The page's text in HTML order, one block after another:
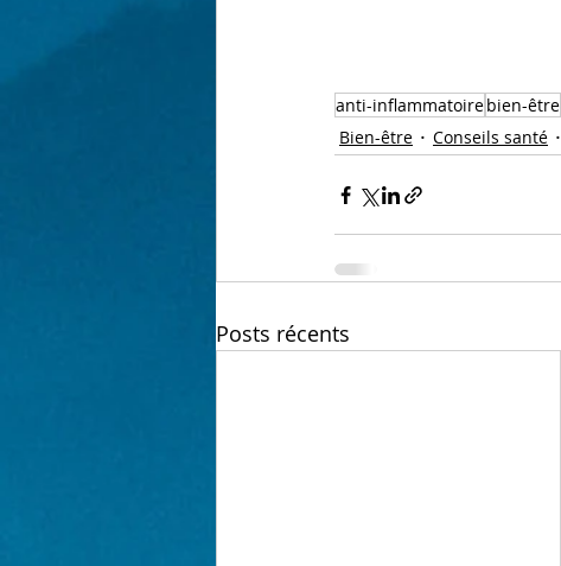
anti-inflammatoirebien-être
Bien-être
Conseils santé
Posts récents